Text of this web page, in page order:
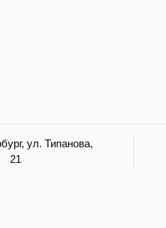
ул. Типанова,
21